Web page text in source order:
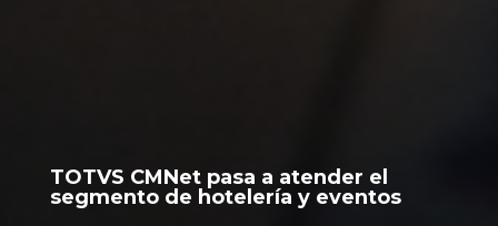
TOTVS CMNet pasa a atender el
segmento de hotelería y eventos